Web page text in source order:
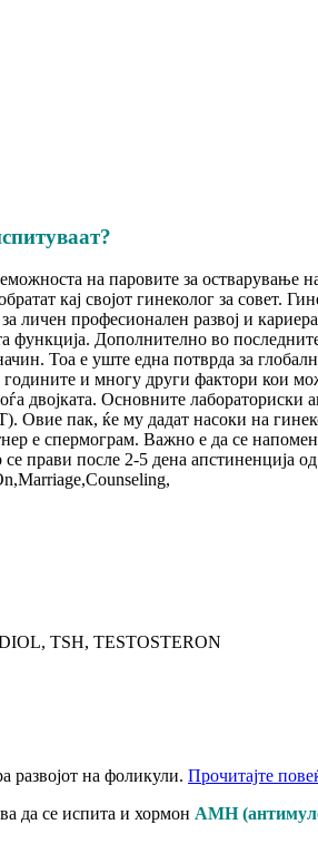
на паровите за
кај својот гинеколог за совет.
личен професионален развој и
функција. Дополнително во
Тоа е уште една потврда за
и многу други фактори кои
двојката. Основните
пак, ќе му дадат насоки на
е спермограм. Важно е да се
прави после 2-5 дена апстиненција
TSH, TESTOSTERON
развојот на фоликули. Прочитајте
да се испита и хормон АМН